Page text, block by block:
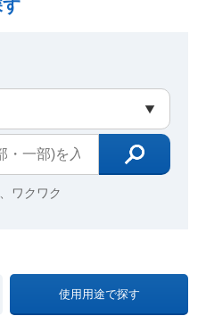
ワクワク
使用用途で探す